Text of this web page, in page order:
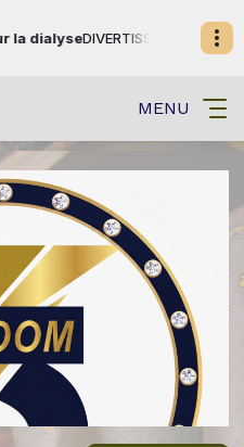
DIVERTISSEMENT-
MENU